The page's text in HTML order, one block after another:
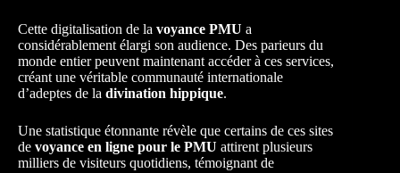
Cette digitalisation de la voyance PMU a
considérablement élargi son audience. Des parieurs du
monde entier peuvent maintenant accéder à ces services,
créant une véritable communauté internationale
d’adeptes de la divination hippique.
Une statistique étonnante révèle que certains de ces sites
de voyance en ligne pour le PMU attirent plusieurs
milliers de visiteurs quotidiens, témoignant de